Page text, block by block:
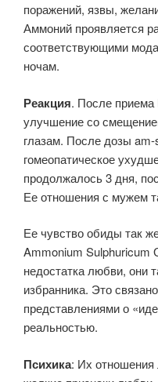
поражений, язвы,
Аммоний проявляется
соответствующими
ночам.
Реакция. После
улучшение со
глазам. После дозы
гомеопатическое
продолжалось 3 дня,
Ее отношения с мужем
Ее чувство обиды так
Ammonium Sulphuricum
недостатка любви, они
избранника. Это
представлениями о
реальностью.
Психика: Их